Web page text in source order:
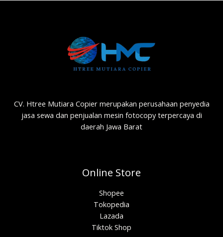
CV. Htree Mutiara Copier merupakan perusahaan penyedia
jasa sewa dan penjualan mesin fotocopy terpercaya di
daerah Jawa Barat
Online Store
Shopee
Tokopedia
Lazada
Tiktok Shop